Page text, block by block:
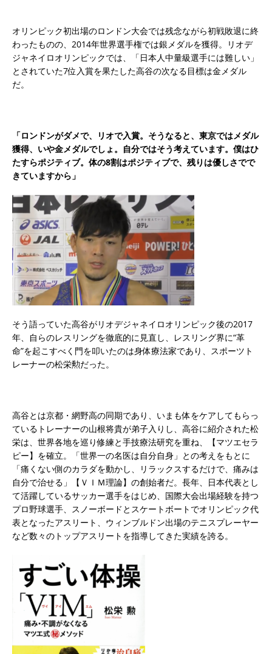
オリンピック初出場のロンドン大会では残念ながら初戦敗退に終
わったものの、2014年世界選手権では銀メダルを獲得。リオデ
ジャネイロオリンピックでは、「日本人中量級選手には難しい」
とされていた7位入賞を果たした高谷の次なる目標は金メダル
だ。
「ロンドンがダメで、リオで入賞。そうなると、東京ではメダル
獲得、いや金メダルでしょ。自分ではそう考えています。僕はひ
たすらポジティブ。体の8割はポジティブで、残りは優しさでで
きていますから」
そう語っていた高谷がリオデジャネイロオリンピック後の2017
年、自らのレスリングを徹底的に見直し、レスリング界に“革
命”を起こすべく門を叩いたのは身体療法家であり、スポーツト
レーナーの松栄勲だった。
高谷とは京都・網野高の同期であり、いまも体をケアしてもらっ
ているトレーナーの山根将貴が弟子入りし、高谷に紹介された松
栄は、世界各地を巡り修練と手技療法研究を重ね、【マツエセラ
ピー】を確立。「世界一の名医は自分自身」との考えをもとに
「痛くない側のカラダを動かし、リラックスするだけで、痛みは
自分で治せる」【ＶＩＭ理論】の創始者だ。長年、日本代表とし
て活躍しているサッカー選手をはじめ、国際大会出場経験を持つ
プロ野球選手、スノーボードとスケートボートでオリンピック代
表となったアスリート、ウィンブルドン出場のテニスプレーヤー
など数々のトップアスリートを指導してきた実績を誇る。